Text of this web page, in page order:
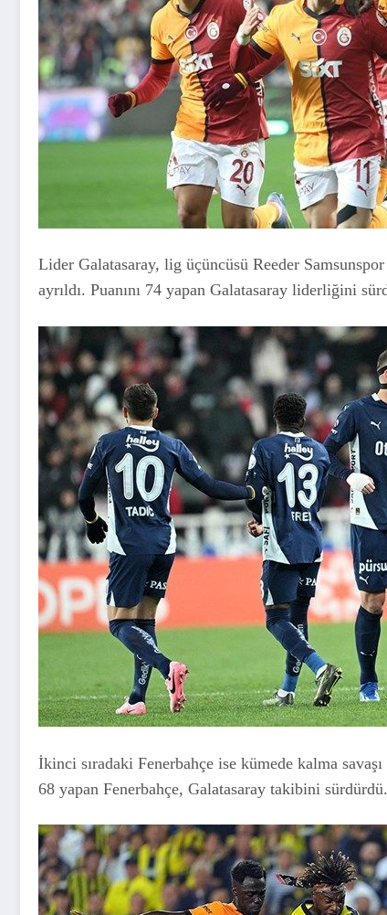
Lider Galatasaray, lig üçüncüsü Reeder
ayrıldı. Puanını 74 yapan Galatasaray liderliğini
İkinci sıradaki Fenerbahçe ise kümede kalma
68 yapan Fenerbahçe, Galatasaray takibini sürdürdü.